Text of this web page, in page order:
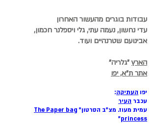
עבודות בוגרים מהעשור האחרון
עדי נחשון, נעמה עתי, גלי ויספלנר חכמון,
אבינועם שטרנהיים ועוד.
הארץ"גלריה"
אתר ת"א, יפו
יפו העתיקה:
עכבר העיר
עמית מעוז. מצ"ב הסרטון" The Paper bag
princess
"